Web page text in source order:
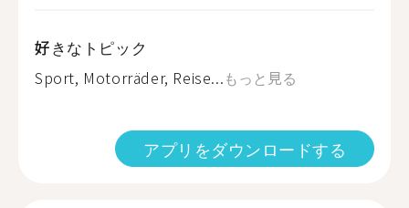
好きなトピック
Sport, Motorräder, Reise...もっと見る
アプリをダウンロードする